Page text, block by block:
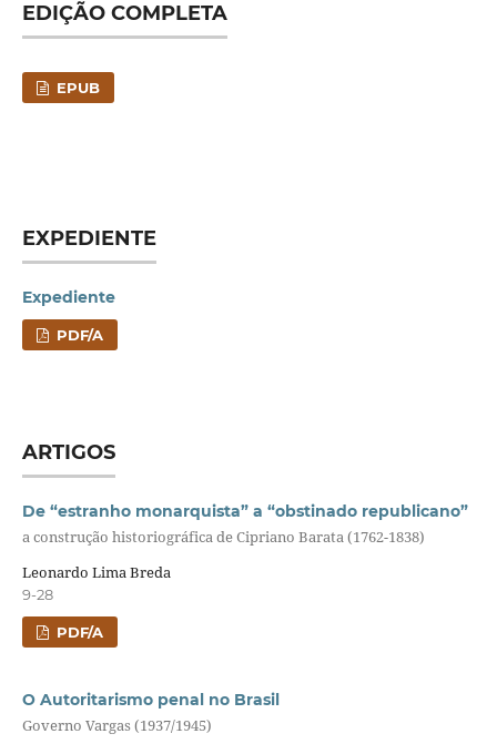
EDIÇÃO COMPLETA
EPUB
EXPEDIENTE
Expediente
PDF/A
ARTIGOS
De “estranho monarquista” a “obstinado republicano”
a construção historiográfica de Cipriano Barata (1762-1838)
Leonardo Lima Breda
9-28
PDF/A
O Autoritarismo penal no Brasil
Governo Vargas (1937/1945)